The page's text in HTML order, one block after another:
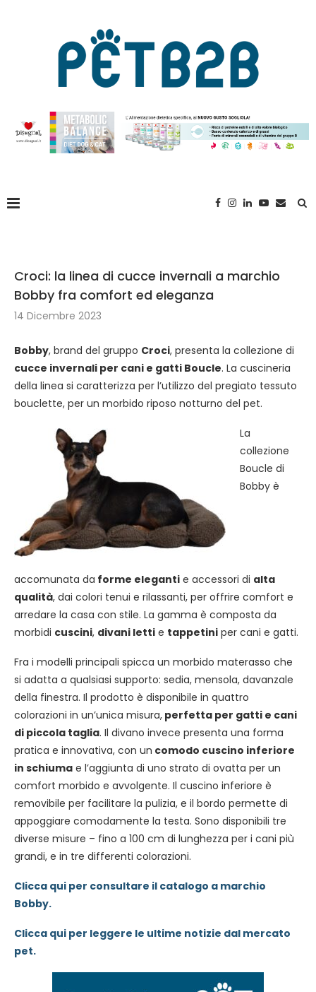
Croci: la linea di cucce invernali a marchio
Bobby fra comfort ed eleganza
14 Dicembre 2023
Bobby, brand del gruppo Croci, presenta la collezione di
cucce invernali per cani e gatti Boucle. La cuscineria
della linea si caratterizza per l’utilizzo del pregiato tessuto
bouclette, per un morbido riposo notturno del pet.
La
collezione
Boucle di
Bobby è
accomunata da forme eleganti e accessori di alta
qualità, dai colori tenui e rilassanti, per offrire comfort e
arredare la casa con stile. La gamma è composta da
morbidi cuscini, divani letti e tappetini per cani e gatti.
Fra i modelli principali spicca un morbido materasso che
si adatta a qualsiasi supporto: sedia, mensola, davanzale
della finestra. Il prodotto è disponibile in quattro
colorazioni in un’unica misura, perfetta per gatti e cani
di piccola taglia. Il divano invece presenta una forma
pratica e innovativa, con un comodo cuscino inferiore
in schiuma e l’aggiunta di uno strato di ovatta per un
comfort morbido e avvolgente. Il cuscino inferiore è
removibile per facilitare la pulizia, e il bordo permette di
appoggiare comodamente la testa. Sono disponibili tre
diverse misure – fino a 100 cm di lunghezza per i cani più
grandi, e in tre differenti colorazioni.
Clicca qui per consultare il catalogo a marchio
Bobby.
Clicca qui per leggere le ultime notizie dal mercato
pet.